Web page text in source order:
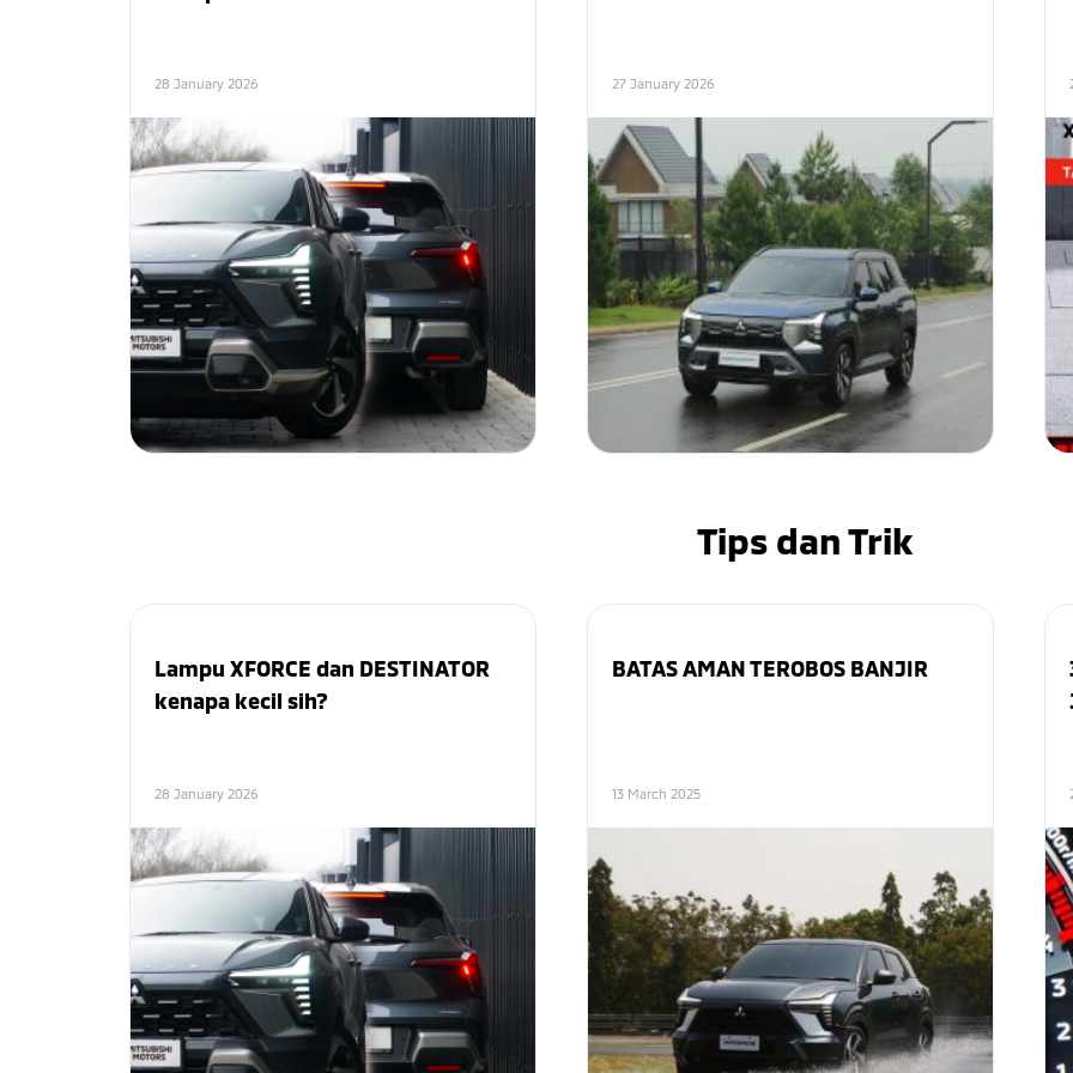
28 January 2026 27 January 2026
Tips dan Trik
Lampu XFORCE dan DESTINATOR
kenapa kecil sih?
28 January 2026
BATAS AMAN TEROBOS BANJIR
13 March 2025